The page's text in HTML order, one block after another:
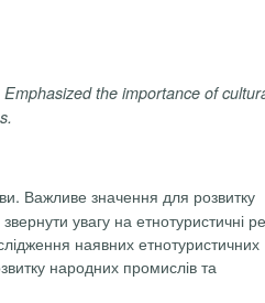
the importance of
Важливе значення для розвитку
увагу на етнотуристичні
наявних етнотуристичних
народних промислів та